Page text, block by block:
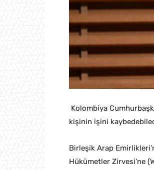
Kolombiya
kişinin işini
Birleşik Arap
Hükümetler Zirvesi’ne